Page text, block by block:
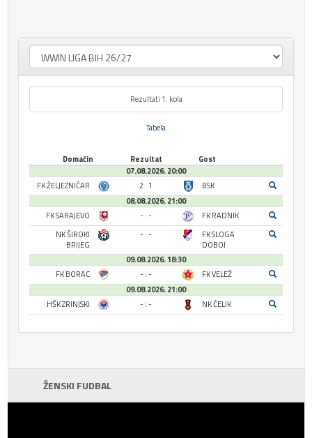
Rezultati 1. kola
Tabela
Domaćin Rezultat
Gost
07.08.2026. 20:00
FK ŽELJEZNIČAR
2 : 1
BSK
08.08.2026. 21:00
FK SARAJEVO
- : -
FK RADNIK
NK ŠIROKI
BRIJEG
- : -
FK SLOGA
DOBOJ
09.08.2026. 18:30
FK BORAC
- : -
FK VELEŽ
09.08.2026. 21:00
HŠK ZRINJSKI
- : - NK ČELIK
ŽENSKI FUDBAL